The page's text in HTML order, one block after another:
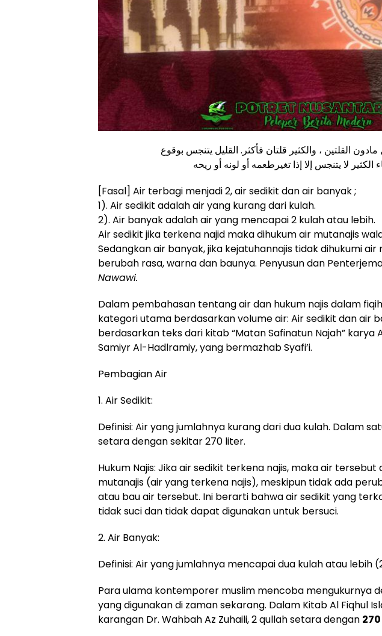
القلتين ، والكثير قلتان فأكثر. القليل يتنجس بوقوع
الكثير لا يتنجس إلا إذا تغيرطعمه أو لونه أو ريحه
[Fasal] Air terbagi menjadi 2, air sedikit dan air banyak ;
1). Air sedikit adalah air yang kurang dari kulah.
2). Air banyak adalah air yang mencapai 2 kulah atau lebih.
Air sedikit jika terkena najid maka dihukum air mutanajis
Sedangkan air banyak, jika kejatuhannajis tidak dihukumi
berubah rasa, warna dan baunya. Penyusun dan
Nawawi.
Dalam pembahasan tentang air dan hukum najis dalam
kategori utama berdasarkan volume air: Air sedikit dan air
berdasarkan teks dari kitab “Matan Safinatun Najah” karya
Samiyr Al-Hadlramiy, yang bermazhab Syafi’i.
Pembagian Air
1. Air Sedikit:
Definisi: Air yang jumlahnya kurang dari dua kulah. Dalam
setara dengan sekitar 270 liter.
Hukum Najis: Jika air sedikit terkena najis, maka air
mutanajis (air yang terkena najis), meskipun tidak ada
atau bau air tersebut. Ini berarti bahwa air sedikit yang
tidak suci dan tidak dapat digunakan untuk bersuci.
2. Air Banyak:
Definisi: Air yang jumlahnya mencapai dua kulah atau lebih
Para ulama kontemporer muslim mencoba mengukurnya
yang digunakan di zaman sekarang. Dalam Kitab Al Fiqhul
karangan Dr. Wahbah Az Zuhaili, 2 qullah setara dengan